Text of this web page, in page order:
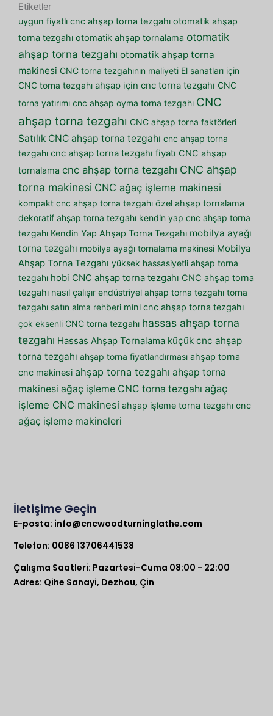
Etiketler
uygun fiyatlı cnc ahşap torna tezgahı otomatik ahşap
torna tezgahı otomatik ahşap tornalama otomatik
ahşap torna tezgahı otomatik ahşap torna
makinesi CNC torna tezgahının maliyeti El sanatları için
CNC torna tezgahı ahşap için cnc torna tezgahı CNC
torna yatırımı cnc ahşap oyma torna tezgahı CNC
ahşap torna tezgahı CNC ahşap torna faktörleri
Satılık CNC ahşap torna tezgahı cnc ahşap torna
tezgahı cnc ahşap torna tezgahı fiyatı CNC ahşap
tornalama cnc ahşap torna tezgahı CNC ahşap
torna makinesi CNC ağaç işleme makinesi
kompakt cnc ahşap torna tezgahı özel ahşap tornalama
dekoratif ahşap torna tezgahı kendin yap cnc ahşap torna
tezgahı Kendin Yap Ahşap Torna Tezgahı mobilya ayağı
torna tezgahı mobilya ayağı tornalama makinesi Mobilya
Ahşap Torna Tezgahı yüksek hassasiyetli ahşap torna
tezgahı hobi CNC ahşap torna tezgahı CNC ahşap torna
tezgahı nasıl çalışır endüstriyel ahşap torna tezgahı torna
tezgahı satın alma rehberi mini cnc ahşap torna tezgahı
çok eksenli CNC torna tezgahı hassas ahşap torna
tezgahı Hassas Ahşap Tornalama küçük cnc ahşap
torna tezgahı ahşap torna fiyatlandırması ahşap torna
cnc makinesi ahşap torna tezgahı ahşap torna
makinesi ağaç işleme CNC torna tezgahı ağaç
işleme CNC makinesi ahşap işleme torna tezgahı cnc
ağaç işleme makineleri
İletişime Geçin
E-posta: info@cncwoodturninglathe.com
Telefon: 0086 13706441538
Çalışma Saatleri: Pazartesi-Cuma 08:00 - 22:00
Adres: Qihe Sanayi, Dezhou, Çin